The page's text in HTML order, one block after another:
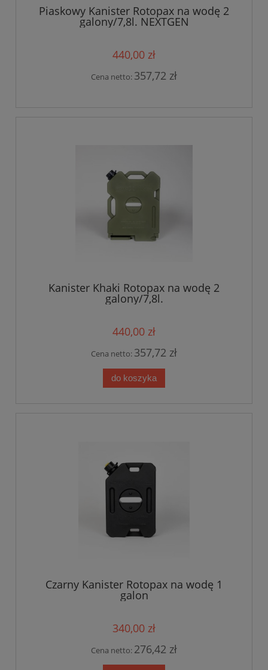
Piaskowy Kanister Rotopax na wodę 2
galony/7,8l. NEXTGEN
440,00 zł
Cena netto: 357,72 zł
Kanister Khaki Rotopax na wodę 2
galony/7,8l.
440,00 zł
Cena netto: 357,72 zł
do koszyka
Czarny Kanister Rotopax na wodę 1
galon
340,00 zł
Cena netto: 276,42 zł